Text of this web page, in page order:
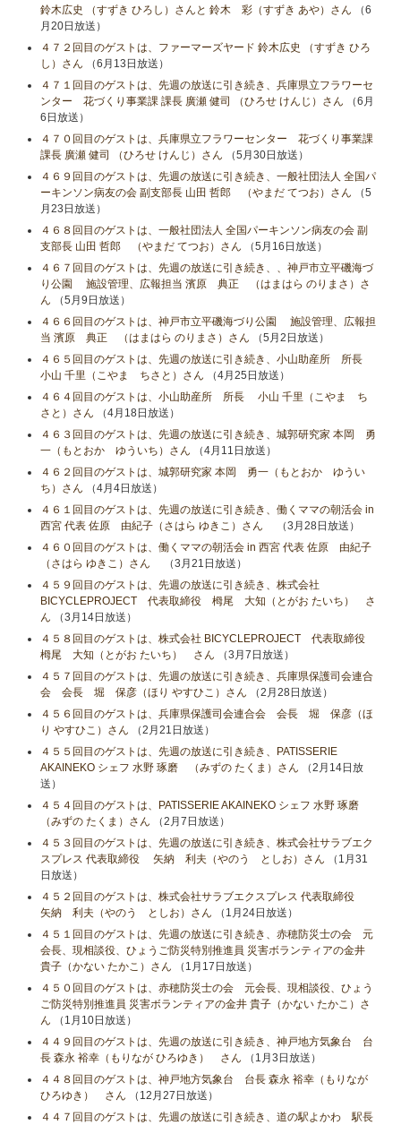
鈴木広史 （すずき ひろし）さんと 鈴木 彩（すずき あや）さん （6
月20日放送）
４７２回目のゲストは、ファーマーズヤード 鈴木広史 （すずき ひろ
し）さん （6月13日放送）
４７１回目のゲストは、先週の放送に引き続き、兵庫県立フラワーセ
ンター 花づくり事業課 課長 廣瀬 健司 （ひろせ けんじ）さん （6月
6日放送）
４７０回目のゲストは、兵庫県立フラワーセンター 花づくり事業課
課長 廣瀬 健司 （ひろせ けんじ）さん （5月30日放送）
４６９回目のゲストは、先週の放送に引き続き、一般社団法人 全国パ
ーキンソン病友の会 副支部長 山田 哲郎 （やまだ てつお）さん （5
月23日放送）
４６８回目のゲストは、一般社団法人 全国パーキンソン病友の会 副
支部長 山田 哲郎 （やまだ てつお）さん （5月16日放送）
４６７回目のゲストは、先週の放送に引き続き、、神戸市立平磯海づ
り公園 施設管理、広報担当 濱原 典正 （はまはら のりまさ）さ
ん （5月9日放送）
４６６回目のゲストは、神戸市立平磯海づり公園 施設管理、広報担
当 濱原 典正 （はまはら のりまさ）さん （5月2日放送）
４６５回目のゲストは、先週の放送に引き続き、小山助産所 所長
小山​ 千里（こやま ちさと）さん （4月25日放送）
４６４回目のゲストは、小山助産所 所長 小山​ 千里（こやま ち
さと）さん （4月18日放送）
４６３回目のゲストは、先週の放送に引き続き、城郭研究家 本岡 勇
一（もとおか ゆういち）さん （4月11日放送）
４６２回目のゲストは、城郭研究家 本岡 勇一（もとおか ゆうい
ち）さん （4月4日放送）
４６１回目のゲストは、先週の放送に引き続き、働くママの朝活会 in
西宮 代表 佐原 由紀子（さはら ゆきこ）さん
（3月28日放送）
４６０回目のゲストは、働くママの朝活会 in 西宮 代表 佐原 由紀子
（さはら ゆきこ）さん
（3月21日放送）
４５９回目のゲストは、先週の放送に引き続き、株式会社
BICYCLEPROJECT 代表取締役 栂尾 大知（とがお たいち） さ
ん （3月14日放送）
４５８回目のゲストは、株式会社 BICYCLEPROJECT 代表取締役
栂尾 大知（とがお たいち） さん （3月7日放送）
４５７回目のゲストは、先週の放送に引き続き、兵庫県保護司会連合
会 会長 堀 保彦（ほり やすひこ）さん （2月28日放送）
４５６回目のゲストは、兵庫県保護司会連合会 会長 堀 保彦（ほ
り やすひこ）さん （2月21日放送）
４５５回目のゲストは、先週の放送に引き続き、PATISSERIE
AKAINEKO シェフ 水野 琢磨 （みずの たくま）さん （2月14日放
送）
４５４回目のゲストは、PATISSERIE AKAINEKO シェフ 水野 琢磨
（みずの たくま）さん （2月7日放送）
４５３回目のゲストは、先週の放送に引き続き、株式会社サラブエク
スプレス 代表取締役 矢納 利夫（やのう としお）さん （1月31
日放送）
４５２回目のゲストは、株式会社サラブエクスプレス 代表取締役
矢納 利夫（やのう としお）さん （1月24日放送）
４５１回目のゲストは、先週の放送に引き続き、赤穂防災士の会 元
会長、現相談役、ひょうご防災特別推進員 災害ボランティアの金井
貴子（かない たかこ）さん （1月17日放送）
４５０回目のゲストは、赤穂防災士の会 元会長、現相談役、ひょう
ご防災特別推進員 災害ボランティアの金井 貴子（かない たかこ）さ
ん （1月10日放送）
４４９回目のゲストは、先週の放送に引き続き、神戸地方気象台 台
長 森永 裕幸（もりなが ひろゆき） さん （1月3日放送）
４４８回目のゲストは、神戸地方気象台 台長 森永 裕幸（もりなが
ひろゆき） さん （12月27日放送）
４４７回目のゲストは、先週の放送に引き続き、道の駅よかわ 駅長